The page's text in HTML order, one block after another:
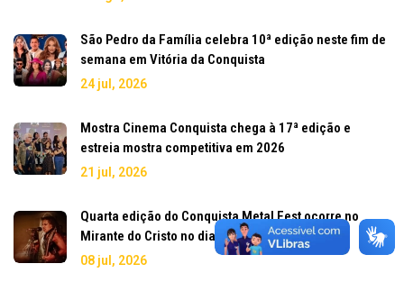
São Pedro da Família celebra 10ª edição neste fim de
semana em Vitória da Conquista
24 jul, 2026
Mostra Cinema Conquista chega à 17ª edição e
estreia mostra competitiva em 2026
21 jul, 2026
Quarta edição do Conquista Metal Fest ocorre no
Mirante do Cristo no dia 18 de julho
08 jul, 2026